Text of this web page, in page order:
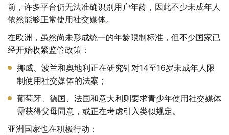
前，许多平台仍无法准确识别用户年龄，因此不少未成年人
依然能够正常使用社交媒体。
在欧洲，虽然尚未形成统一的年龄限制标准，但不少国家已
经开始收紧监管政策：
挪威、波兰和奥地利正在研究针对14至16岁未成年人限
制使用社交媒体的法案；
葡萄牙、德国、法国和意大利则要求青少年使用社交媒体
需获得父母同意，或正在考虑引入类似规定。
亚洲国家也在积极行动：